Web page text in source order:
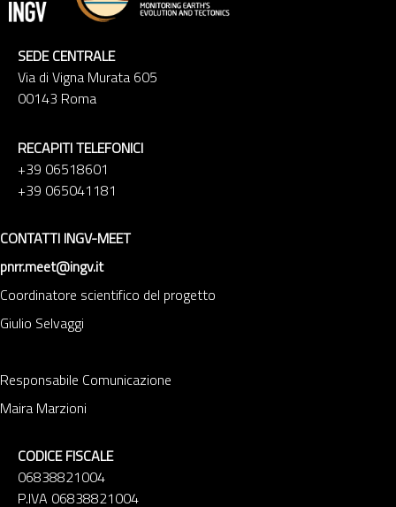
SEDE CENTRALE
Via di Vigna Murata 605
00143 Roma
RECAPITI TELEFONICI
+39 06518601
+39 065041181
CONTATTI INGV-MEET
pnrr.meet@ingv.it
Coordinatore scientifico del progetto
Giulio Selvaggi
Responsabile Comunicazione
Maira Marzioni
CODICE FISCALE
06838821004
P.IVA 06838821004